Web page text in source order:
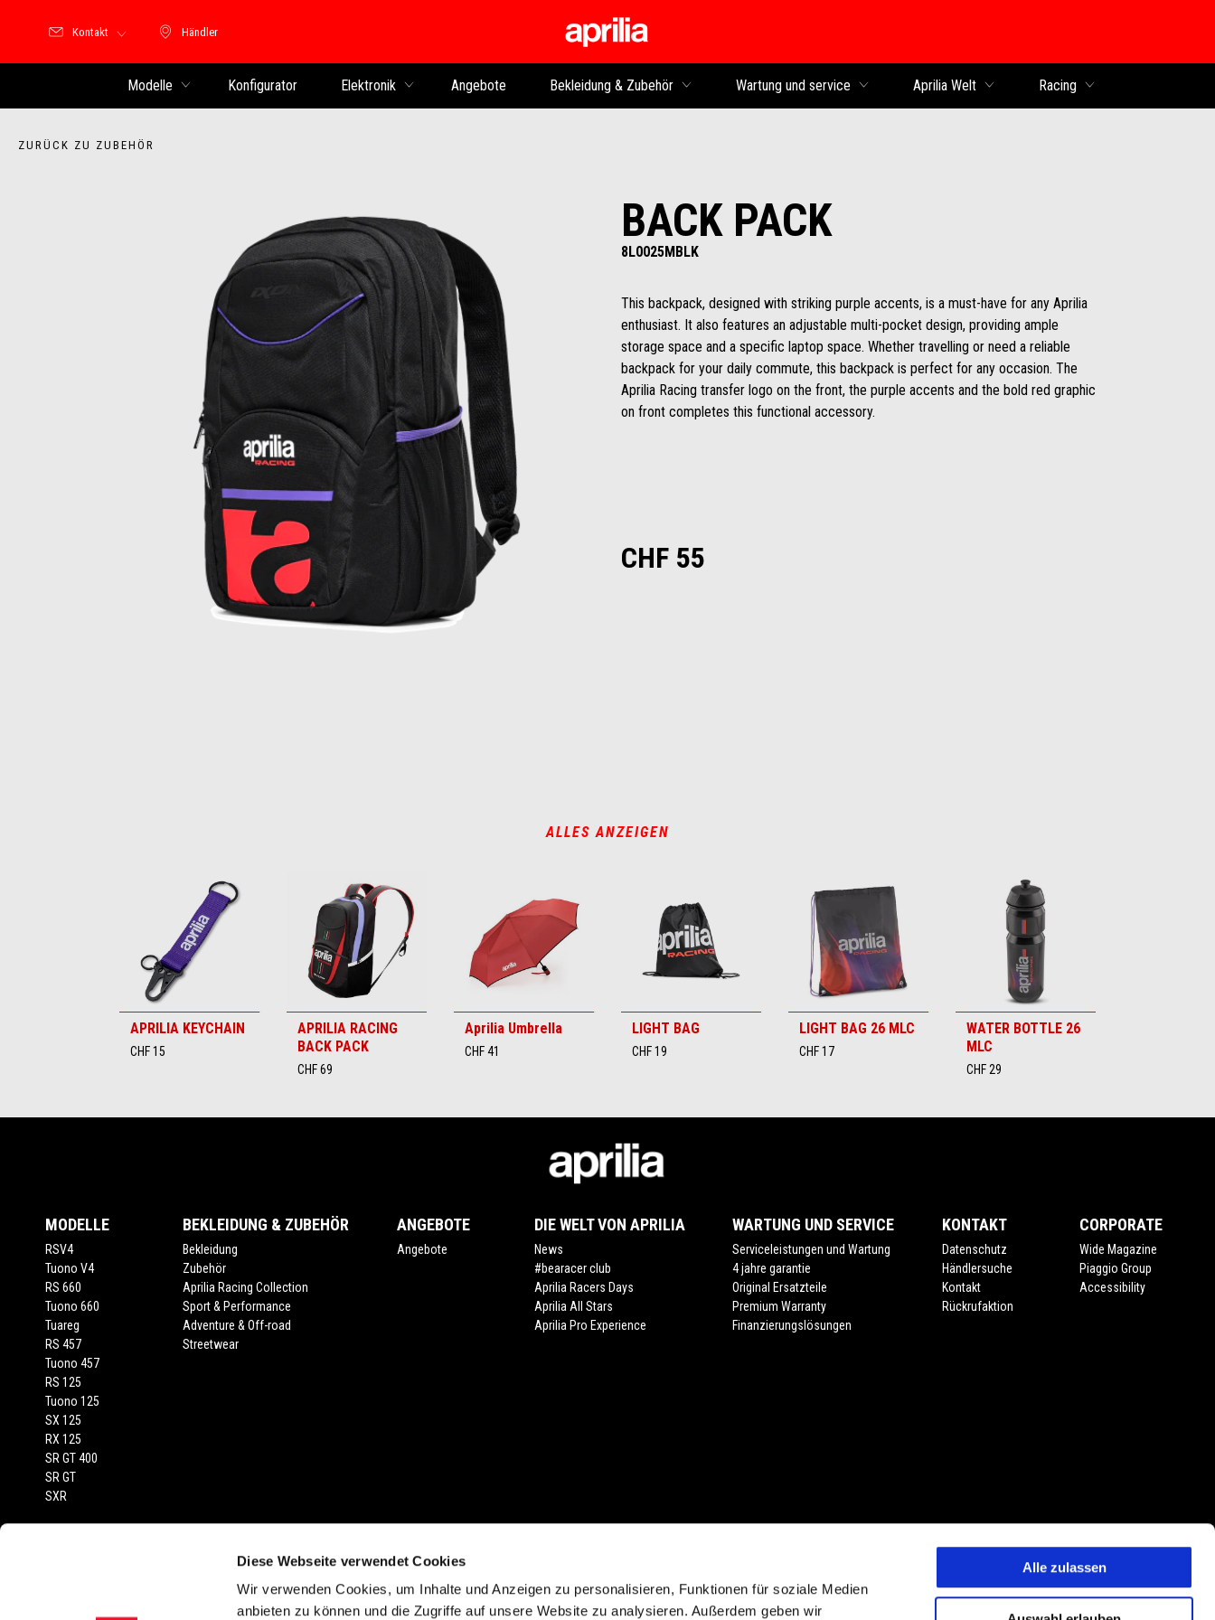
Diese Webseite verwendet Cookies
Wir verwenden Cookies, um Inhalte und Anzeigen zu personalisieren, Funktionen für soziale Medien
anbieten zu können und die Zugriffe auf unsere Website zu analysieren. Außerdem geben wir
Alle zulassen
Händler
Händler
Kontakt
Modelle Konfigurator Elektronik Angebote Bekleidung & Zubehör Wartung und service Aprilia Welt Racing
ZURÜCK ZU ZUBEHÖR
BACK PACK
8L0025MBLK
This backpack, designed with striking purple accents, is a must-have for any Aprilia
enthusiast. It also features an adjustable multi-pocket design, providing ample
storage space and a specific laptop space. Whether travelling or need a reliable
backpack for your daily commute, this backpack is perfect for any occasion. The
Aprilia Racing transfer logo on the front, the purple accents and the bold red graphic
on front completes this functional accessory.
CHF 55
ALLES ANZEIGEN
APRILIA KEYCHAIN
CHF 15
APRILIA RACING
BACK PACK
CHF 69
Aprilia Umbrella
CHF 41
LIGHT BAG
CHF 19
LIGHT BAG 26 MLC
CHF 17
WATER BOTTLE 26
MLC
CHF 29
MODELLE
RSV4
Tuono V4
RS 660
Tuono 660
Tuareg
RS 457
Tuono 457
RS 125
Tuono 125
SX 125
RX 125
SR GT 400
SR GT
SXR
BEKLEIDUNG & ZUBEHÖR
Bekleidung
Zubehör
Aprilia Racing Collection
Sport & Performance
Adventure & Off-road
Streetwear
ANGEBOTE
Angebote
DIE WELT VON APRILIA
News
#bearacer club
Aprilia Racers Days
Aprilia All Stars
Aprilia Pro Experience
WARTUNG UND SERVICE
Serviceleistungen und Wartung
4 jahre garantie
Original Ersatzteile
Premium Warranty
Finanzierungslösungen
KONTAKT
Datenschutz
Händlersuche
Kontakt
Rückrufaktion
CORPORATE
Wide Magazine
Piaggio Group
Accessibility
Empfohlene Verkaufspreise inkl. MwSt., Transport und Fahrzeugprüfbericht (Form. 13.20). Zuzüglich individuelle Ablieferungspauschale des Händlers. Preisänderungen jederzeit und ohne Vorankündigung vorbehalten. Die
abgebildeten Fahrzeuge und Zubehörartikel dienen nur zur Darstellung der Farbe. Verfügbarkeiten, eventuelle Abweichungen von Ausstattung, Produktmerkmalen, Dekore oder Sitzbankfarben vorbehalten. Abweichungen von